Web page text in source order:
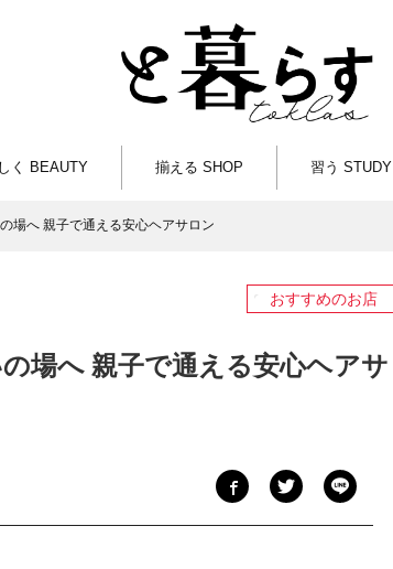
く BEAUTY 揃える SHOP 習う STUDY
場へ 親子で通える安心ヘアサロン
おすすめのお店
場へ 親子で通える安心ヘアサ